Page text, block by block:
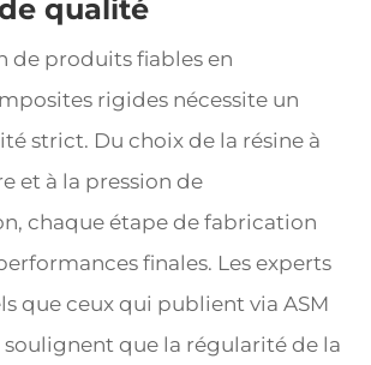
qualité
de produits fiables en
rigides nécessite un
strict. Du choix de la résine à
et à la pression de
chaque étape de fabrication
finales. Les experts
que ceux qui publient via ASM
que la régularité de la